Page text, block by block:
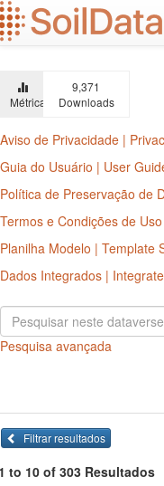
Ir
para
o
principal
Métricas
9,371
Downloads
Aviso de Privacidade |
Guia do Usuário | User
Política de Preservação de
Termos e Condições de
Planilha Modelo | Template
Dados Integrados |
Pesquisa avançada
Filtrar resultados
to 10 of 303 Resultados